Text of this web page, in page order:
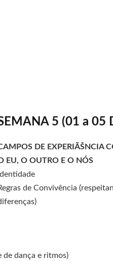
5 (01 a 05
DE EXPERIÃŠNCIA
EU, O OUTRO E O NÓS
Identidade
de Convivência
de dança e ritmos)